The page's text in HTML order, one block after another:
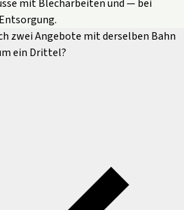
mit Blecharbeiten und — bei
zwei Angebote mit derselben Bahn
ein Drittel?